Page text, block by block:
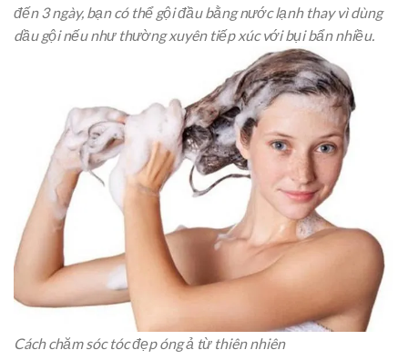
đến 3 ngày, bạn có thể gội đầu bằng nước lạnh thay vì dùng
dầu gội nếu như thường xuyên tiếp xúc với bụi bẩn nhiều.
Cách chăm sóc tóc đẹp óng ả từ thiên nhiên